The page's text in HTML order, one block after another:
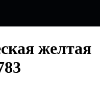
желтая